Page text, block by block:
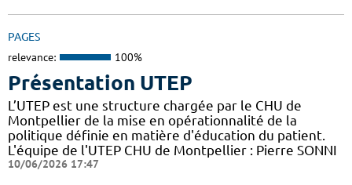
PAGES
relevance: 100%
Présentation UTEP
L’UTEP est une structure chargée par le CHU de
Montpellier de la mise en opérationnalité de la
politique définie en matière d'éducation du patient.
L'équipe de l'UTEP CHU de Montpellier : Pierre SONNI
10/06/2026 17:47